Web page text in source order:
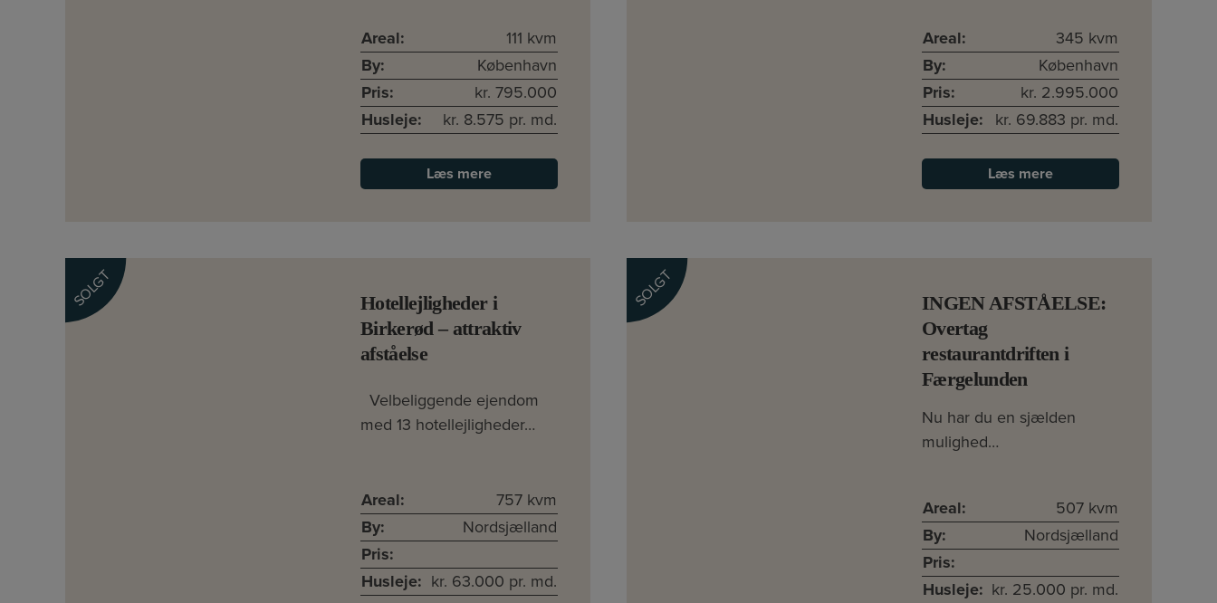
Areal:
111 kvm
By:
København
Pris:
kr. 795.000
Husleje:
kr. 8.575 pr. md.
Læs mere
Areal:
345 kvm
By:
København
Pris:
kr. 2.995.000
Husleje: kr. 69.883 pr. md.
Læs mere
SOLGT
Hotellejligheder i
Birkerød – attraktiv
afståelse
Velbeliggende ejendom
med 13 hotellejligheder…
Areal:
757 kvm
By:
Nordsjælland
Pris:
Husleje: kr. 63.000 pr. md.
SOLGT
INGEN AFSTÅELSE:
Overtag
restaurantdriften i
Færgelunden
Nu har du en sjælden
mulighed…
Areal:
507 kvm
By:
Nordsjælland
Pris:
Husleje: kr. 25.000 pr. md.